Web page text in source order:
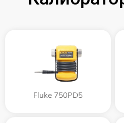
Fluke 750PD5